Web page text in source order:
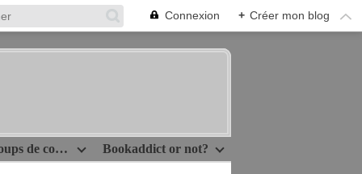
Connexion + Créer mon blog
Idées lecture/Coups de coeur Bookaddict or not?